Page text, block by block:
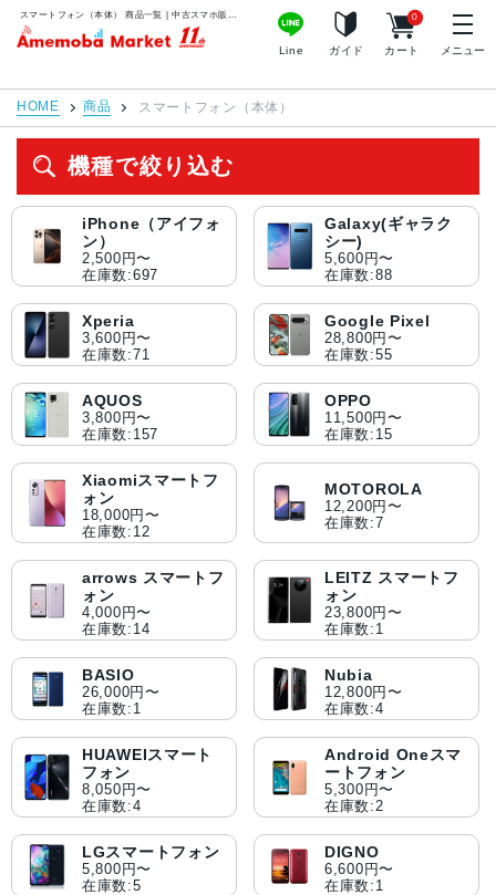
アメモバマーケット
Line ガイド カート
0
メニュー
HOME 商品 スマートフォン（本体）
機種で絞り込む
iPhone（アイフォ
ン）
2,500円〜
在庫数:697
Galaxy(ギャラク
シー)
5,600円〜
在庫数:88
Xperia
3,600円〜
在庫数:71
Google Pixel
28,800円〜
在庫数:55
AQUOS
3,800円〜
在庫数:157
OPPO
11,500円〜
在庫数:15
Xiaomiスマートフ
ォン
18,000円〜
在庫数:12
MOTOROLA
12,200円〜
在庫数:7
arrows スマートフ
ォン
4,000円〜
在庫数:14
LEITZ スマートフ
ォン
23,800円〜
在庫数:1
BASIO
26,000円〜
在庫数:1
Nubia
12,800円〜
在庫数:4
HUAWEIスマート
フォン
8,050円〜
在庫数:4
Android Oneスマ
ートフォン
5,300円〜
在庫数:2
LGスマートフォン
5,800円〜
在庫数:5
DIGNO
6,600円〜
在庫数:1